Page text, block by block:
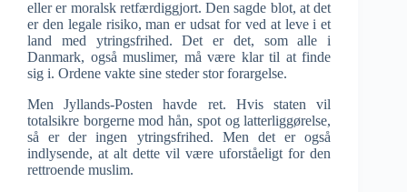
eller er moralsk retfærdiggjort. Den sagde blot, at det
er den legale risiko, man er udsat for ved at leve i et
land med ytringsfrihed. Det er det, som alle i
Danmark, også muslimer, må være klar til at finde
sig i. Ordene vakte sine steder stor forargelse.
Men Jyllands-Posten havde ret. Hvis staten vil
totalsikre borgerne mod hån, spot og latterliggørelse,
så er der ingen ytringsfrihed. Men det er også
indlysende, at alt dette vil være uforståeligt for den
rettroende muslim.